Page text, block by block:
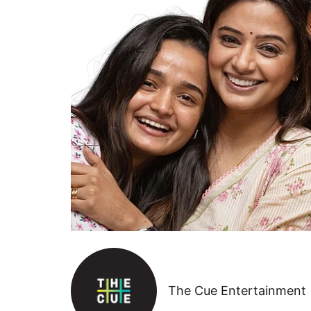
The Cue Entertainment